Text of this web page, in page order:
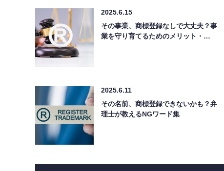
2025.6.15
その事業、商標登録なしで大丈夫？事
業を守り育てるためのメリット・…
2025.6.11
その名前、商標登録できないかも？弁
理士が教えるNGワード集